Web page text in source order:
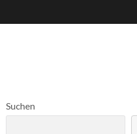
Suchen